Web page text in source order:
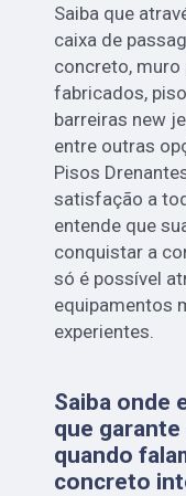
Saiba que
caixa de
concreto, muro
fabricados,
barreiras new
entre outras
Pisos
satisfação a
entende que
conquistar a
só é possível
equipamentos
experientes.
Saiba onde
que
quando
concreto